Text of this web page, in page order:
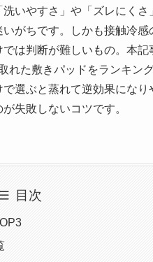
いやすさ」や「ズレにく
がちです。しかも接触冷
は判断が難しいもの。本
れた敷きパッドをランキン
選ぶと蒸れて逆効果にな
失敗しないコツです。
目次